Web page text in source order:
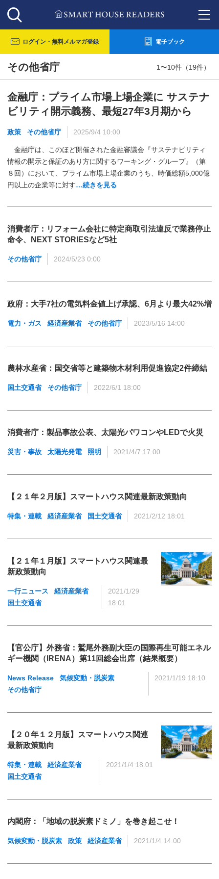
ログイン・ 無料メルマガ登録 電子ブック
その他省庁 1〜10件（19件）
金融庁：プライム市場上場企業に サステナ
ビリティ開示義務、最短27年3月期から
政策 その他省庁 2025/9/4 10:00
金融庁は、このほど開催された金融審議会『サステナビリティ
情報の開示と保証のあり方に関するワーキング・グループ』（第
８回）において、プライム市場上場企業のうち、時価総額5,000億
円以上の企業等に対す…続きを見る
消費者庁：リフォーム会社に特定商取引法違反で業務停止
命令、NEXT STORIESなど5社
その他省庁 2024/5/23 0:00
政府：大手7社の電気料金値上げ承認、6月より最大42%増
電力・ガス 経済産業省 その他省庁 2023/5/16 14:00
農林水産省：国交省等と建築物木材利用促進協定2件締結
国土交通省 その他省庁 2022/6/1 18:00
消費者庁：製品事故公表、太陽光パワコンやLEDで火災
災害・事故 太陽光発電 照明 2021/4/7 17:00
【２１年２月版】スマートハウス関連最新政策動向
特集・連載 経済産業省 国土交通省 2021/2/12 18:01
【２１年１月版】スマートハウス関連最
新政策動向
一行ニュース
経済産業省
国土交通省
2021/1/29
18:01
【官公庁】外務省：鷲尾外務副大臣の国際再生可能エネル
ギー機関（IRENA）第11回総会出席（結果概要）
News Release
気候変動・脱炭素
その他省庁
2021/1/19 18:10
【２０年１２月版】スマートハウス関連
最新政策動向
特集・連載
経済産業省
国土交通省
2021/1/4 18:01
内閣府：「地域の脱炭素ドミノ」を巻き起こせ！
気候変動・脱炭素 政策 経済産業省 2021/1/4 14:00